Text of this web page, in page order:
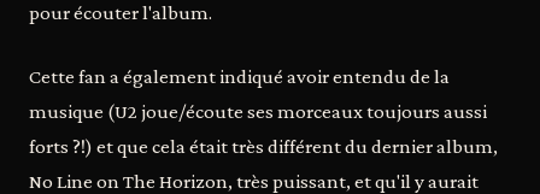
pour écouter l'album.
Cette fan a également indiqué avoir entendu de la
musique (U2 joue/écoute ses morceaux toujours aussi
forts ?!) et que cela était très différent du dernier album,
No Line on The Horizon, très puissant, et qu'il y aurait